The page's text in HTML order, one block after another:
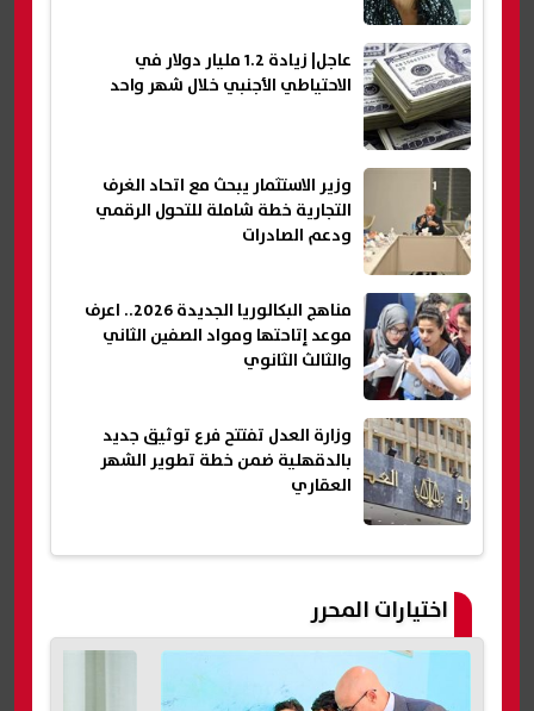
عاجل| زيادة 1.2 مليار دولار في
الاحتياطي الأجنبي خلال شهر واحد
وزير الاستثمار يبحث مع اتحاد الغرف
التجارية خطة شاملة للتحول الرقمي
ودعم الصادرات
مناهج البكالوريا الجديدة 2026.. اعرف
موعد إتاحتها ومواد الصفين الثاني
والثالث الثانوي
وزارة العدل تفتتح فرع توثيق جديد
بالدقهلية ضمن خطة تطوير الشهر
العقاري
اختيارات المحرر